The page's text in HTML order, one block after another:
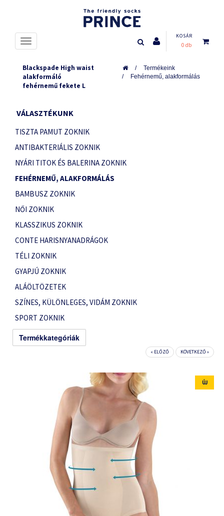
KOSÁR
0 db
Blackspade High waist
alakformáló
fehérnemű fekete L
Termékeink
Fehérnemű, alakformálás
VÁLASZTÉKUNK
TISZTA PAMUT ZOKNIK
ANTIBAKTERIÁLIS ZOKNIK
NYÁRI TITOK ÉS BALERINA ZOKNIK
FEHÉRNEMŰ, ALAKFORMÁLÁS
BAMBUSZ ZOKNIK
NŐI ZOKNIK
KLASSZIKUS ZOKNIK
CONTE HARISNYANADRÁGOK
TÉLI ZOKNIK
GYAPJÚ ZOKNIK
ALÁÖLTÖZETEK
SZÍNES, KÜLÖNLEGES, VIDÁM ZOKNIK
SPORT ZOKNIK
Termékkategóriák
« ELŐZŐ KÖVETKEZŐ »
ÚJ